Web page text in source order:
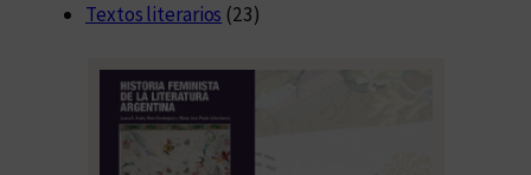
Textos literarios (23)